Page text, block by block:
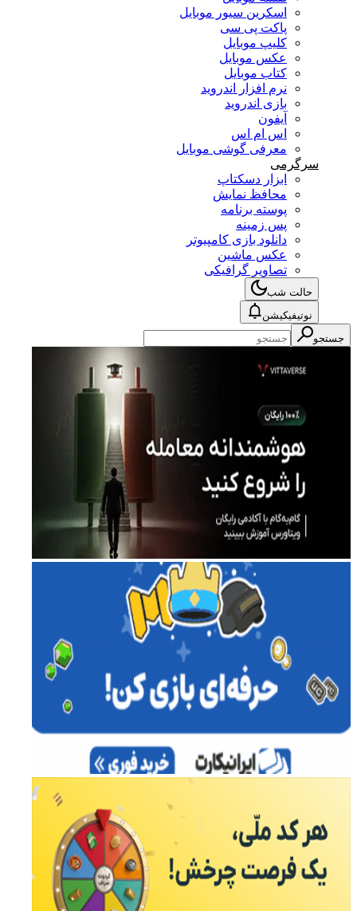
اسکرین سیور موبایل
پاکت پی سی
کلیپ موبایل
عکس موبایل
کتاب موبایل
نرم افزار اندروید
بازی اندروید
آیفون
اس ام اس
معرفی گوشی موبایل
سرگرمی
ابزار دسکتاپ
محافظ نمایش
پوسته برنامه
پس زمینه
دانلود بازی کامپیوتر
عکس ماشین
تصاویر گرافیکی
حالت شب
نوتیفیکیشن
جستجو